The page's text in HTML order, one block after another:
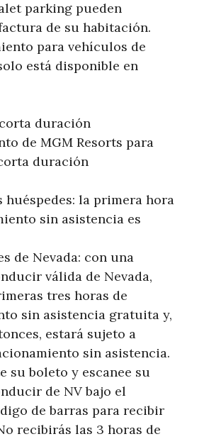
parking pueden
de su habitación.
para vehículos de
está disponible en
duración
de MGM Resorts para
duración
huéspedes: la primera hora
sin asistencia es
de Nevada: con una
válida de Nevada,
tres horas de
sin asistencia gratuita y,
estará sujeto a
sin asistencia.
su boleto y escanee su
de NV bajo el
de barras para recibir
recibirás las 3 horas de